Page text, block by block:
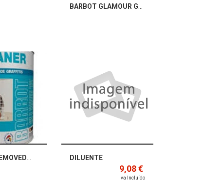
DILUENTE
9,08 €
Iva Incluído